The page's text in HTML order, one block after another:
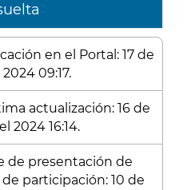
en el Portal: 17 de
09:17.
actualización: 16 de
2024 16:14.
de presentación de
participación: 10 de